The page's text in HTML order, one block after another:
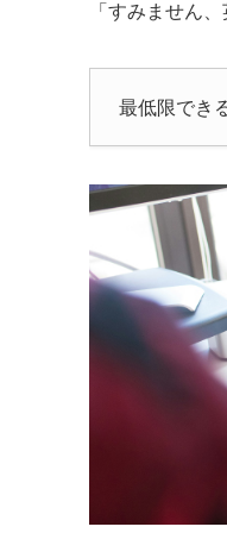
「すみません
最低限でき